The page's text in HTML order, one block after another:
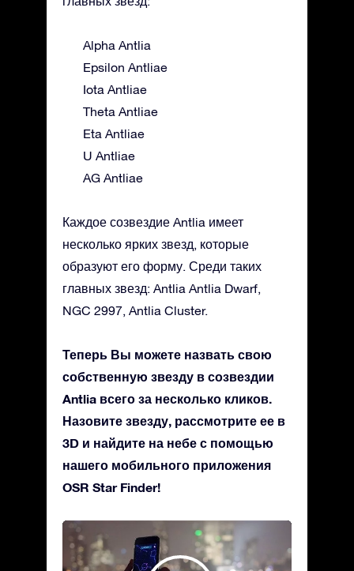
Alpha Antlia
Epsilon Antliae
Iota Antliae
Theta Antliae
Eta Antliae
U Antliae
AG Antliae
Каждое созвездие Antlia имеет
несколько ярких звезд, которые
образуют его форму. Среди таких
главных звезд: Antlia Antlia Dwarf,
NGC 2997, Antlia Cluster.
Теперь Вы можете назвать свою
собственную звезду в созвездии
Antlia всего за несколько кликов.
Назовите звезду, рассмотрите ее в
3D и найдите на небе с помощью
нашего мобильного приложения
OSR Star Finder!